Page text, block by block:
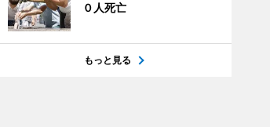
０人死亡
もっと見る